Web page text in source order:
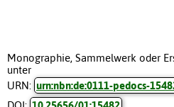
Monographie, Sammelwerk oder
unter
URN: urn:nbn:de:0111-pedocs-